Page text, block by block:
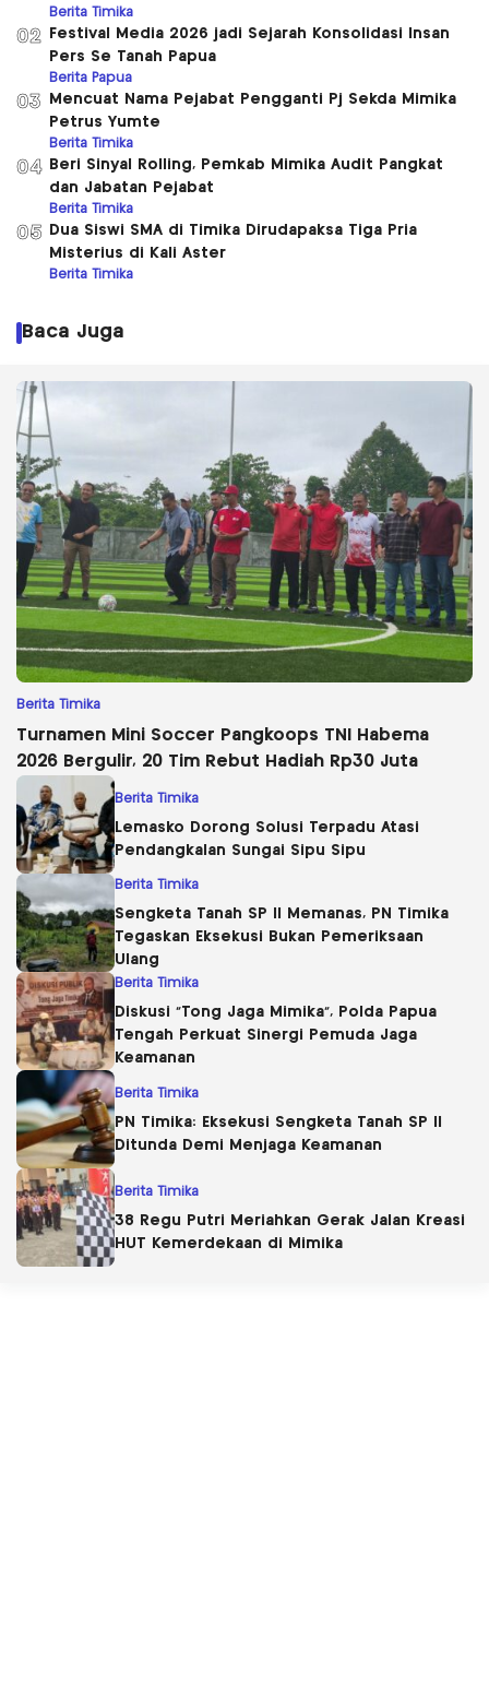
Berita Timika
02
Festival Media 2026 jadi Sejarah Konsolidasi Insan
Pers Se Tanah Papua
Berita Papua
03
Mencuat Nama Pejabat Pengganti Pj Sekda Mimika
Petrus Yumte
Berita Timika
04
Beri Sinyal Rolling, Pemkab Mimika Audit Pangkat
dan Jabatan Pejabat
Berita Timika
05
Dua Siswi SMA di Timika Dirudapaksa Tiga Pria
Misterius di Kali Aster
Berita Timika
Baca Juga
Berita Timika
Turnamen Mini Soccer Pangkoops TNI Habema
2026 Bergulir, 20 Tim Rebut Hadiah Rp30 Juta
Berita Timika
Lemasko Dorong Solusi Terpadu Atasi
Pendangkalan Sungai Sipu Sipu
Berita Timika
Sengketa Tanah SP II Memanas, PN Timika
Tegaskan Eksekusi Bukan Pemeriksaan
Ulang
Berita Timika
Diskusi “Tong Jaga Mimika”, Polda Papua
Tengah Perkuat Sinergi Pemuda Jaga
Keamanan
Berita Timika
PN Timika: Eksekusi Sengketa Tanah SP II
Ditunda Demi Menjaga Keamanan
Berita Timika
38 Regu Putri Meriahkan Gerak Jalan Kreasi
HUT Kemerdekaan di Mimika